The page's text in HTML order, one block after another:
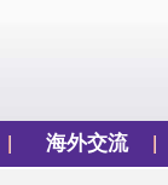
海外交流